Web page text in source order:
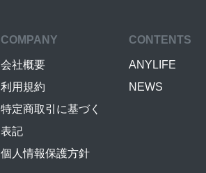
COMPANY
会社概要
利用規約
特定商取引に基づく
表記
個人情報保護方針
CONTENTS
ANYLIFE
NEWS